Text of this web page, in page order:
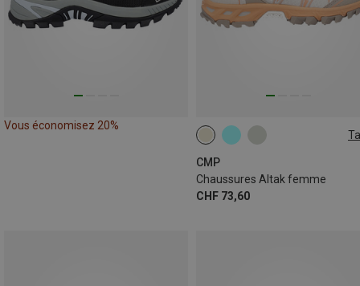
Vous économisez 20%
CMP
Chaussures Altak femme
CHF 73,60